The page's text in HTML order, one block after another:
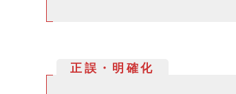
正誤・明確化